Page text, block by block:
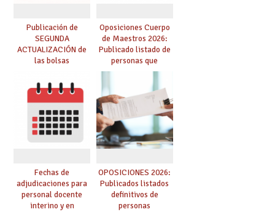
Publicación de
SEGUNDA
ACTUALIZACIÓN de
las bolsas
Cuerpo de Maestros
de especialidades
convocadas a
oposición
Oposiciones Cuerpo
de Maestros 2026:
Publicado listado de
personas que
adquieren nueva
especialidad
Fechas de
adjudicaciones para
personal docente
interino y en
OPOSICIONES 2026:
Publicados listados
definitivos de
personas